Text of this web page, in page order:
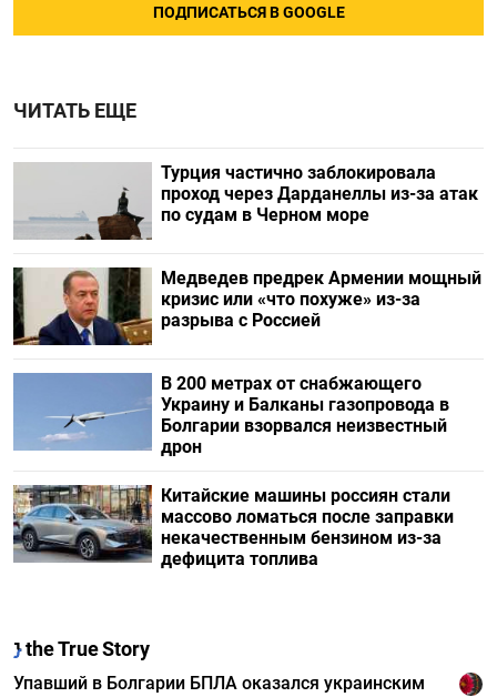
ПОДПИСАТЬСЯ В GOOGLE
ЧИТАТЬ ЕЩЕ
Турция частично заблокировала
проход через Дарданеллы из-за атак
по судам в Черном море
Медведев предрек Армении мощный
кризис или «что похуже» из-за
разрыва с Россией
В 200 метрах от снабжающего
Украину и Балканы газопровода в
Болгарии взорвался неизвестный
дрон
Китайские машины россиян стали
массово ломаться после заправки
некачественным бензином из-за
дефицита топлива